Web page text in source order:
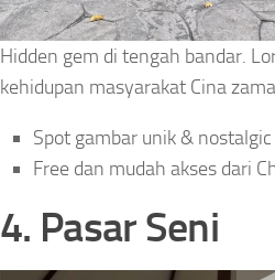
Hidden gem di tengah bandar.
kehidupan masyarakat Cina
Spot gambar unik & nostalgic
Free dan mudah akses dari
4. Pasar Seni